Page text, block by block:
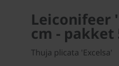
Leiconifeer
cm - pakket
Thuja plicata 'Excelsa'